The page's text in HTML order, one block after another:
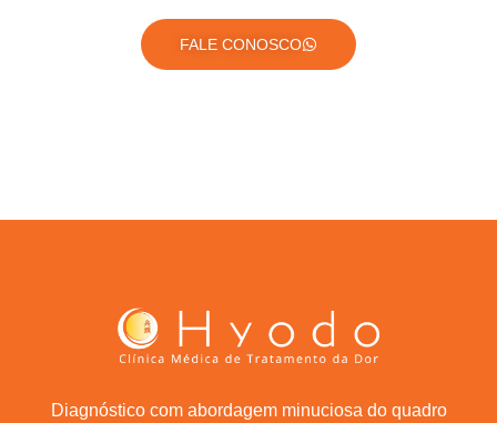
FALE CONOSCO
Diagnóstico com abordagem minuciosa do quadro